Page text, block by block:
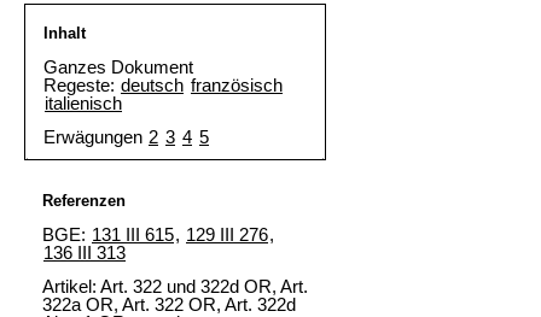
Inhalt
Ganzes Dokument
Regeste: deutsch französisch
italienisch
Erwägungen 2 3 4 5
Referenzen
BGE: 131 III 615, 129 III 276,
136 III 313
Artikel: Art. 322 und 322d OR, Art.
322a OR, Art. 322 OR, Art. 322d